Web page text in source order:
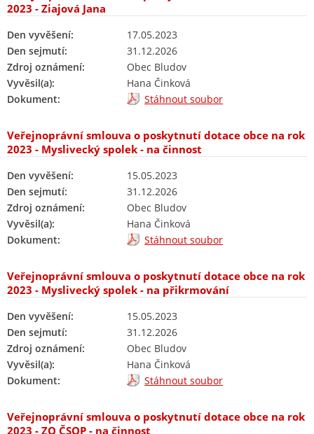
2023 - Ziajová Jana
Den vyvěšení:
17.05.2023
Den sejmutí:
31.12.2026
Zdroj oznámení:
Obec Bludov
Vyvěsil(a):
Hana Činková
Dokument:
Stáhnout soubor
Veřejnoprávní smlouva o poskytnutí dotace obce na rok
2023 - Myslivecký spolek - na činnost
Den vyvěšení:
15.05.2023
Den sejmutí:
31.12.2026
Zdroj oznámení:
Obec Bludov
Vyvěsil(a):
Hana Činková
Dokument:
Stáhnout soubor
Veřejnoprávní smlouva o poskytnutí dotace obce na rok
2023 - Myslivecký spolek - na přikrmování
Den vyvěšení:
15.05.2023
Den sejmutí:
31.12.2026
Zdroj oznámení:
Obec Bludov
Vyvěsil(a):
Hana Činková
Dokument:
Stáhnout soubor
Veřejnoprávní smlouva o poskytnutí dotace obce na rok
2023 - ZO ČSOP - na činnost